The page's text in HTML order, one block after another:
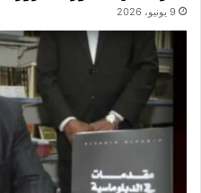
9 يونيو، 2026